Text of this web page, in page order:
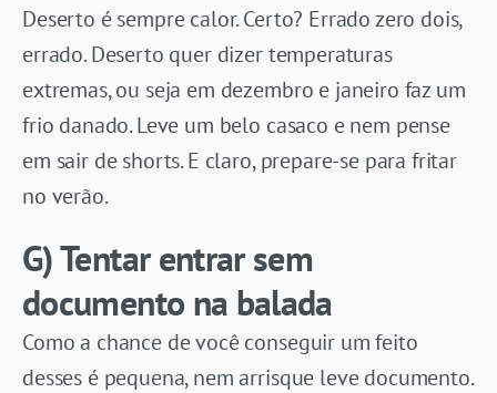
Deserto é sempre calor. Certo? Errado zero dois,
errado. Deserto quer dizer temperaturas
extremas, ou seja em dezembro e janeiro faz um
frio danado. Leve um belo casaco e nem pense
em sair de shorts. E claro, prepare-se para fritar
no verão.
G) Tentar entrar sem
documento na balada
Como a chance de você conseguir um feito
desses é pequena, nem arrisque leve documento.